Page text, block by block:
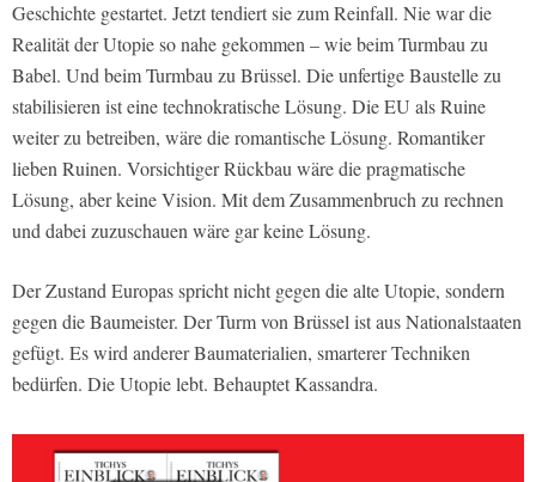
Geschichte gestartet. Jetzt tendiert sie zum Reinfall. Nie war die
Realität der Utopie so nahe gekommen – wie beim Turmbau zu
Babel. Und beim Turmbau zu Brüssel. Die unfertige Baustelle zu
stabilisieren ist eine technokratische Lösung. Die EU als Ruine
weiter zu betreiben, wäre die romantische Lösung. Romantiker
lieben Ruinen. Vorsichtiger Rückbau wäre die pragmatische
Lösung, aber keine Vision. Mit dem Zusammenbruch zu rechnen
und dabei zuzuschauen wäre gar keine Lösung.
Der Zustand Europas spricht nicht gegen die alte Utopie, sondern
gegen die Baumeister. Der Turm von Brüssel ist aus Nationalstaaten
gefügt. Es wird anderer Baumaterialien, smarterer Techniken
bedürfen. Die Utopie lebt. Behauptet Kassandra.